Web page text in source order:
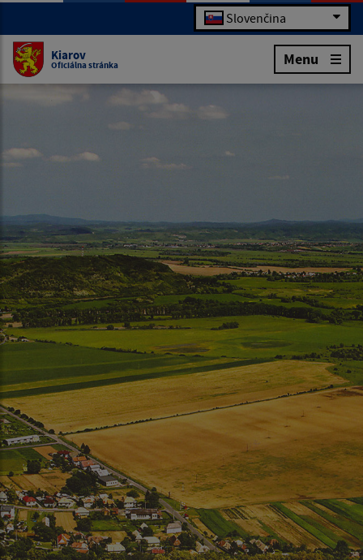
Slovenčina
Kiarov
Oficiálna stránka Menu